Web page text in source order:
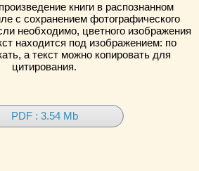
книги в распознанном
с сохранением фотографического
необходимо, цветного изображения
находится под изображением: по
а текст можно копировать для
цитирования.
PDF : 3.54 Mb